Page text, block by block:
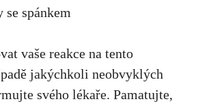
se spánkem
vaše reakce na tento
jakýchkoli neobvyklých
svého lékaře. Pamatujte,